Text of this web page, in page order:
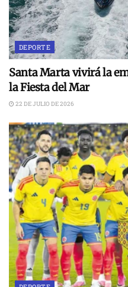
DEPORTE
Santa Marta vivirá la
la Fiesta del Mar
22 DE JULIO DE 2026